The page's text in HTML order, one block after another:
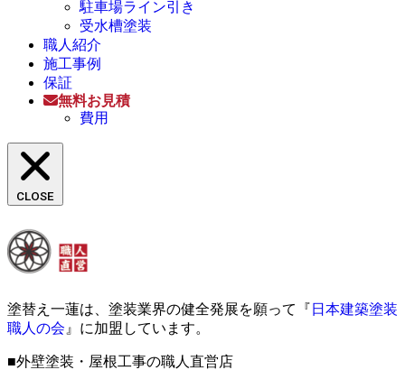
駐車場ライン引き
受水槽塗装
職人紹介
施工事例
保証
無料お見積
費用
CLOSE
塗替え一蓮は、塗装業界の健全発展を願って『 日本建築塗装
職人の会 』に加盟しています。
■外壁塗装・屋根工事の職人直営店